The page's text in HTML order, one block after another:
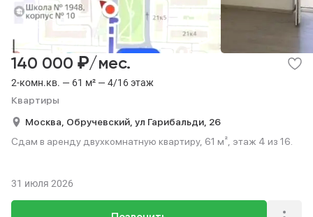
2-комн.кв. — 61 м² — 4/16 этаж
Квартиры
140 000 ₽/мес.
Москва, Обручевский, ул Гарибальди, 26
Сдам в аренду двухкомнатную квартиру, 61 м², этаж 4 из 16.
31 июля 2026